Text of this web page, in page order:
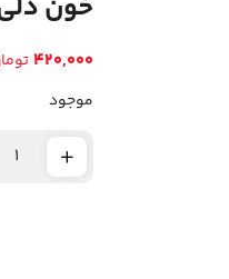
خون
420,000
موجود